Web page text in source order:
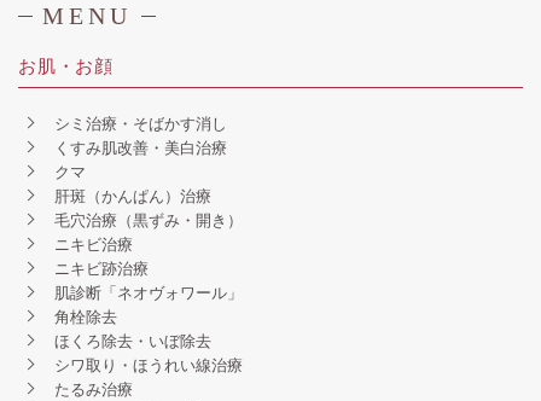
MENU
お肌・お顔
シミ治療・そばかす消し
くすみ肌改善・美白治療
クマ
肝斑（かんぱん）治療
毛穴治療（黒ずみ・開き）
ニキビ治療
ニキビ跡治療
肌診断「ネオヴォワール」
角栓除去
ほくろ除去・いぼ除去
シワ取り・ほうれい線治療
たるみ治療